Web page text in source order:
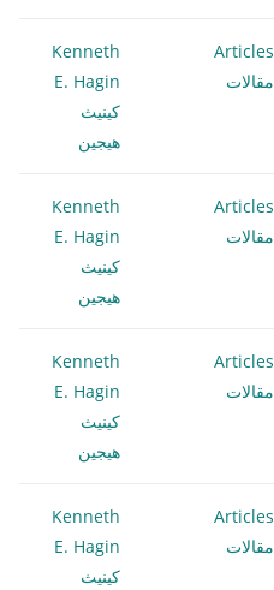
Articles
مقالات
Kenneth
E. Hagin
كينيث
هيجين
Articles
مقالات
Kenneth
E. Hagin
كينيث
هيجين
Articles
مقالات
Kenneth
E. Hagin
كينيث
هيجين
Articles
مقالات
Kenneth
E. Hagin
كينيث